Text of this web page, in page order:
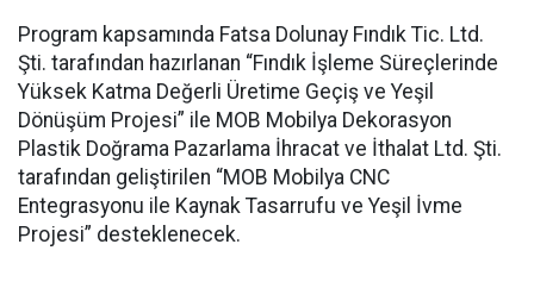
Program kapsamında Fatsa Dolunay Fındık Tic. Ltd.
Şti. tarafından hazırlanan “Fındık İşleme Süreçlerinde
Yüksek Katma Değerli Üretime Geçiş ve Yeşil
Dönüşüm Projesi” ile MOB Mobilya Dekorasyon
Plastik Doğrama Pazarlama İhracat ve İthalat Ltd. Şti.
tarafından geliştirilen “MOB Mobilya CNC
Entegrasyonu ile Kaynak Tasarrufu ve Yeşil İvme
Projesi” desteklenecek.